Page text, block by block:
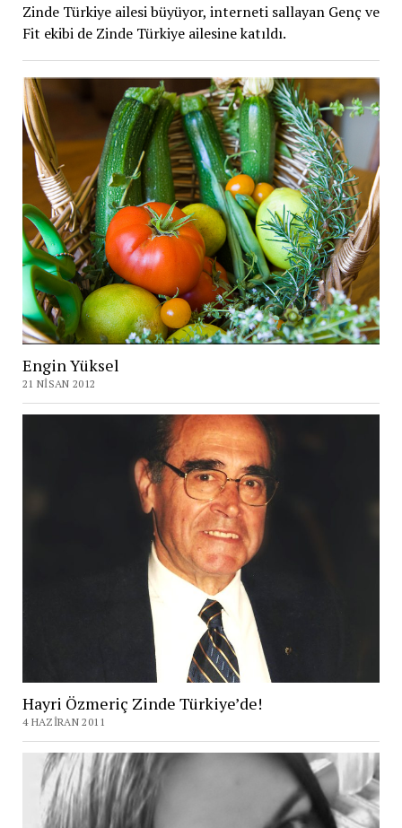
Zinde Türkiye ailesi büyüyor, interneti sallayan Genç ve
Fit ekibi de Zinde Türkiye ailesine katıldı.
Engin Yüksel
21 NISAN 2012
Hayri Özmeriç Zinde Türkiye’de!
4 HAZIRAN 2011